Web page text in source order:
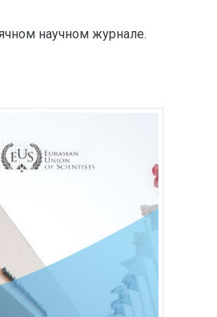
научном журнале.